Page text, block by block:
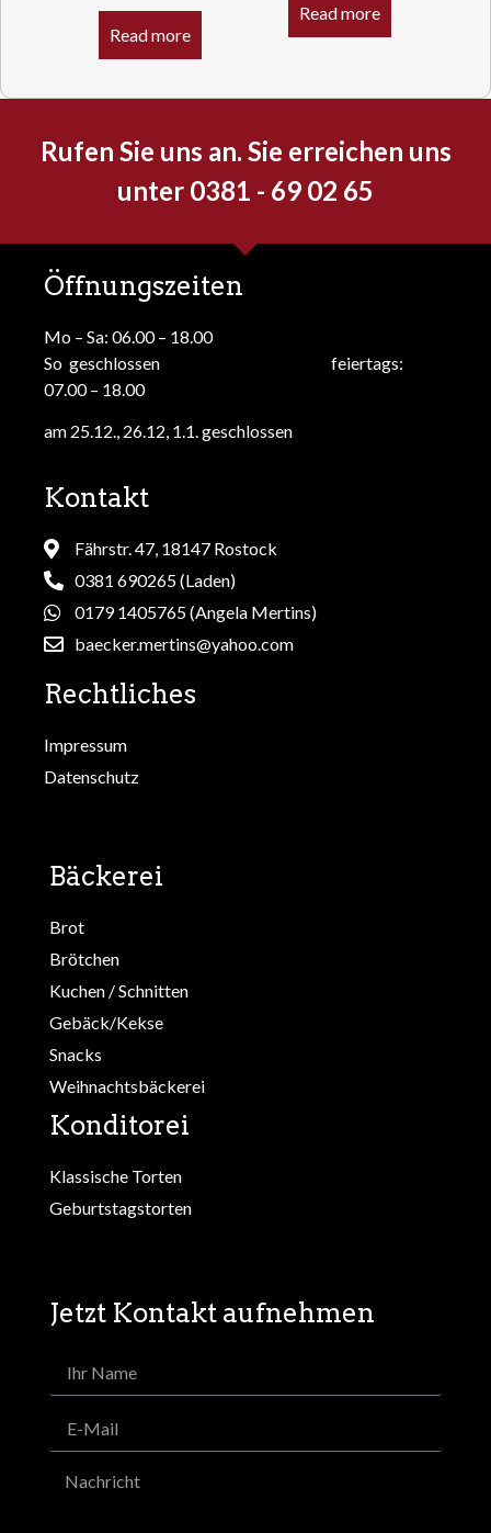
Read more
Read more
Rufen Sie uns an. Sie erreichen uns
unter 0381 - 69 02 65
Öffnungszeiten
Mo – Sa: 06.00 – 18.00
So geschlossen feiertags:
07.00 – 18.00
am 25.12., 26.12, 1.1. geschlossen
Kontakt
Fährstr. 47, 18147 Rostock
0381 690265 (Laden)
0179 1405765 (Angela Mertins)
baecker.mertins@yahoo.com
Rechtliches
Impressum
Datenschutz
Bäckerei
Brot
Brötchen
Kuchen / Schnitten
Gebäck/Kekse
Snacks
Weihnachtsbäckerei
Konditorei
Klassische Torten
Geburtstagstorten
Jetzt Kontakt aufnehmen